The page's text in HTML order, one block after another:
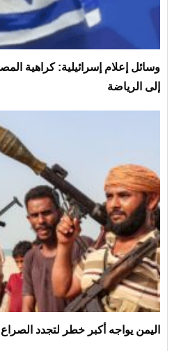
وسائل إعلام إسرائيلية: كراهية
إلى الرياضة
اليمن يواجه أكبر خطر لتجدد الصراع